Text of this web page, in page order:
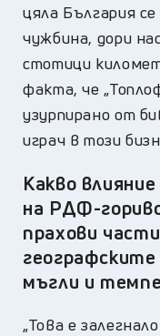
цяла България
чужбина, дори
стотици
факта, че
узурпирано от
играч в този
Какво
на РДФ-
прахови
мъгли и
„Това е